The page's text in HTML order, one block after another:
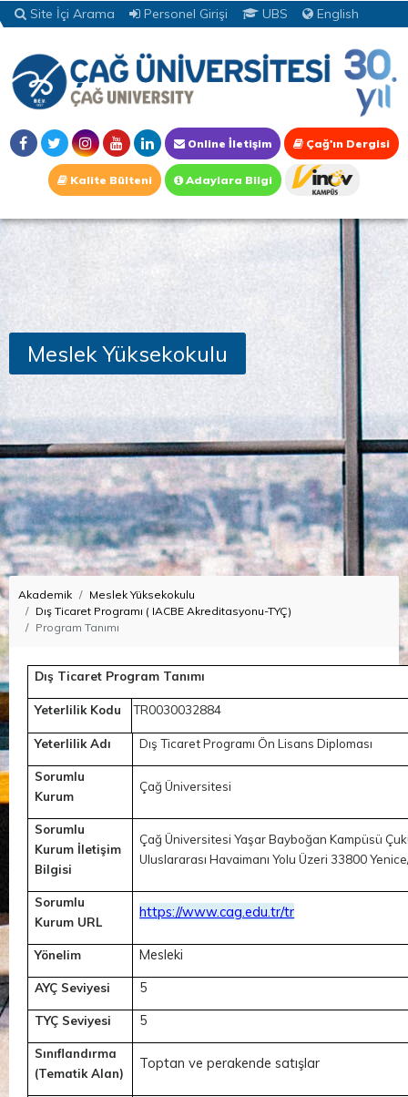
Site İçi Arama Personel Girişi UBS English
Online İletişim Çağ'ın Dergisi
Kalite Bülteni Adaylara Bilgi
Meslek Yüksekokulu
Akademik
Meslek Yüksekokulu
Dış Ticaret Programı ( IACBE Akreditasyonu-TYÇ)
Program Tanımı
Dış Ticaret Program Tanımı
Yeterlilik Kodu TR0030032884
Yeterlilik Adı Dış Ticaret Programı Ön Lisans Diploması
Sorumlu
Kurum
Çağ Üniversitesi
Sorumlu
Kurum İletişim
Bilgisi
Çağ Üniversitesi Yaşar Bayboğan Kampüsü
Uluslararası Havaimanı Yolu Üzeri 33800
Sorumlu
Kurum URL
https://www.cag.edu.tr/tr
Yönelim Mesleki
AYÇ Seviyesi 5
TYÇ Seviyesi 5
Sınıflandırma
(Tematik Alan)
Toptan ve perakende satışlar